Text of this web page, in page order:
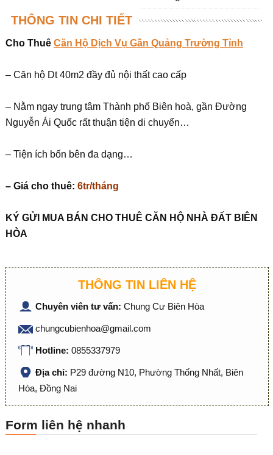
THÔNG TIN CHI TIẾT
Cho Thuê Căn Hộ Dịch Vụ Gần Quảng Trường Tỉnh
– Căn hộ Dt 40m2 đầy đủ nội thất cao cấp
– Nằm ngay trung tâm Thành phố Biên hoà, gần Đường
Nguyễn Ái Quốc rất thuận tiện di chuyển…
– Tiện ích bốn bên đa dạng…
– Giá cho thuê: 6tr/tháng
KÝ GỬI MUA BÁN CHO THUÊ CĂ N HỘNHÀ ĐẤT BIÊN
HÒA
THÔNG TIN LIÊN HỆ
Chuyên viên tư vấn: Chung Cư Biên Hòa
chungcubienhoa@gmail.com
Hotline: 0855337979
Địa chỉ: P29 đường N10, Phường Thống Nhất, Biên
Hòa, Đồng Nai
Form liên hệ nhanh